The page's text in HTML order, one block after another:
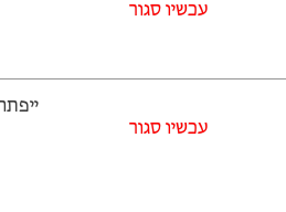
עכשיו סגור
עכשיו סגור